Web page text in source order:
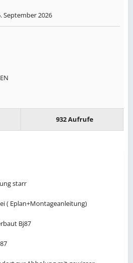
September 2026
932 Aufrufe
starr
( Eplan+Montageanleitung)
Bj87